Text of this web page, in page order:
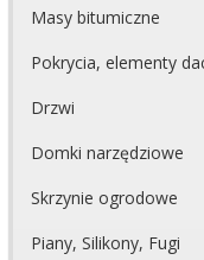
Masy bitumiczne
Pokrycia, elementy
Drzwi
Domki narzędziowe
Skrzynie ogrodowe
Piany, Silikony, Fugi